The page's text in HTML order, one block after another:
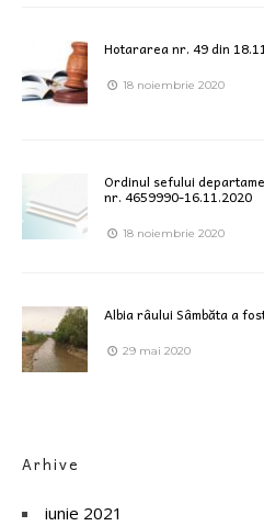
Hotararea nr. 49 din
18 noiembrie 2020
Ordinul sefului
nr. 4659990-16.11.2020
18 noiembrie 2020
Albia râului Sâmbăta a
29 mai 2020
Arhive
iunie 2021